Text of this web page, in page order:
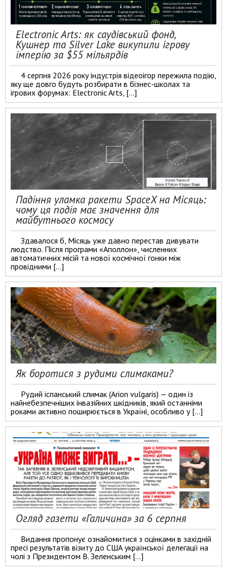
Electronic Arts: як саудівський фонд,
Кушнер та Silver Lake викупили ігрову
імперію за $55 мільярдів
4 серпня 2026 року індустрія відеоігор пережила подію,
яку ще довго будуть розбирати в бізнес-школах та
ігрових форумах: Electronic Arts, […]
Падіння уламка ракети SpaceX на Місяць:
чому ця подія має значення для
майбутнього космосу
Здавалося б, Місяць уже давно перестав дивувати
людство. Після програми «Аполлон», численних
автоматичних місій та нової космічної гонки між
провідними […]
Як боротися з рудими слимаками?
Рудий іспанський слимак (Arion vulgaris) — один із
найнебезпечніших інвазійних шкідників, який останніми
роками активно поширюється в Україні, особливо у […]
Огляд газети «Галичина» за 6 серпня
Видання пропонує ознайомитися з оцінками в західній
пресі результатів візиту до США української делегації на
чолі з Президентом В. Зеленським […]